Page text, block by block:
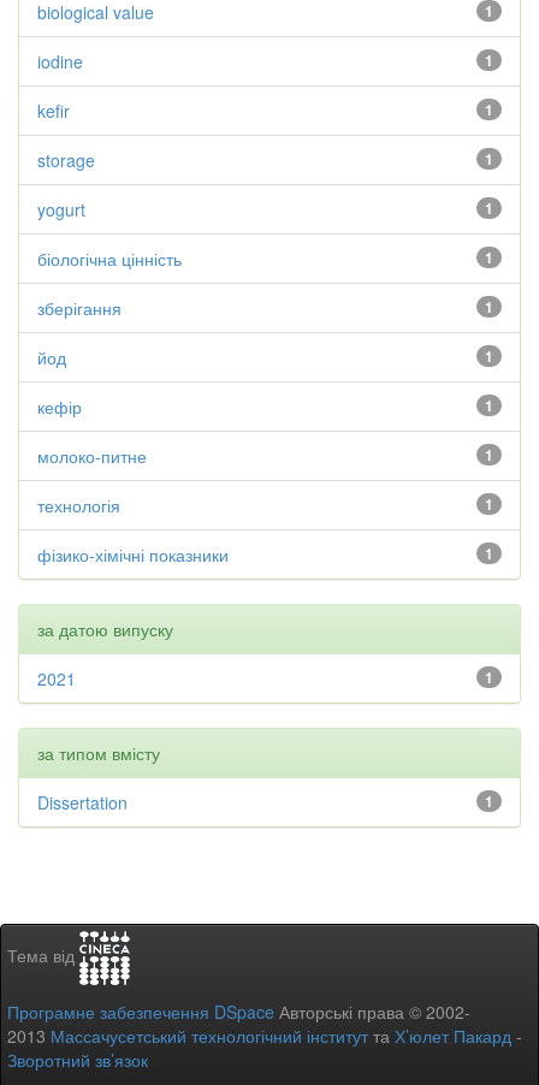
1
biological value
1
iodine
1
kefir
1
storage
1
yogurt
1
біологічна цінність
1
зберігання
1
йод
1
кефір
1
молоко-питне
1
технологія
1
фізико-хімічні показники
за датою випуску
1
2021
за типом вмісту
1
Dissertation
Тема від
Програмне забезпечення DSpace Авторські права © 2002-
2013 Массачусетський технологічний інститутта Х’юлет Пакард -
Зворотний зв’язок